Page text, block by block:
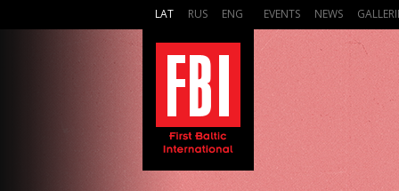
LAT RUS ENG EVENTS NEWS